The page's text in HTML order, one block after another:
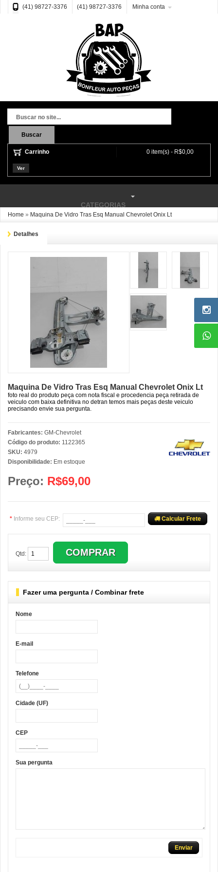
(41) 98727-3376 (41) 98727-3376 Minha conta
Buscar
Carrinho 0 item(s) - R$0,00
Ver
CATEGORIAS
Home » Maquina De Vidro Tras Esq Manual Chevrolet Onix Lt
Detalhes
Maquina De Vidro Tras Esq Manual Chevrolet Onix Lt
foto real do produto peça com nota fiscal e procedencia peça retirada de
veiculo com baixa definitiva no detran temos mais peças deste veiculo
precisando envie sua pergunta.
Fabricantes: GM-Chevrolet
Código do produto: 1122365
SKU: 4979
Disponibilidade: Em estoque
Preço: R$69,00
* Informe seu CEP: Calcular Frete
Qtd:
Fazer uma pergunta / Combinar frete
Nome
E-mail
Telefone
Cidade (UF)
CEP
Sua pergunta
Enviar